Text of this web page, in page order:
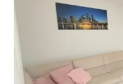
Ref : 16813
Appartement
169